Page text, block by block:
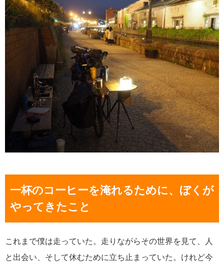
一杯のコーヒーを淹れるために、ぼくが
やってきたこと
これまで僕は走っていた。走りながらその世界を見て、人
と出会い、そして休むために立ち止まっていた。けれど今